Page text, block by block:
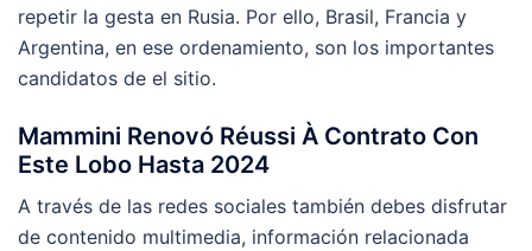
repetir la gesta en Rusia. Por ello, Brasil, Francia y
Argentina, en ese ordenamiento, son los importantes
candidatos de el sitio.
Mammini Renovó Réussi À Contrato Con
Este Lobo Hasta 2024
A través de las redes sociales también debes disfrutar
de contenido multimedia, información relacionada